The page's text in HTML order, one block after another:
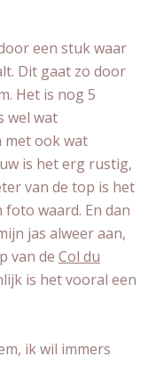
een stuk waar
Dit gaat zo door
Het is nog 5
wel wat
met ook wat
is het erg rustig,
van de top is het
foto waard. En dan
jas alweer aan,
van de Col du
is het vooral een
ik wil immers